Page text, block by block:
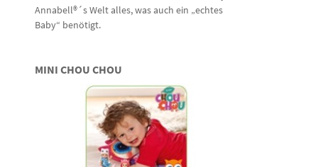
Annabell®´s Welt alles, was auch ein „echtes
Baby“ benötigt.
MINI CHOU CHOU